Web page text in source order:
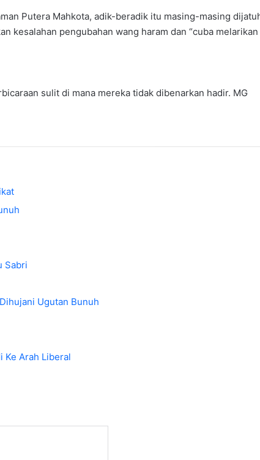
Putera Mahkota, adik-beradik itu masing-masing
kesalahan pengubahan wang haram dan “cuba
sulit di mana mereka tidak dibenarkan hadir. MG
Sabri
Ugutan Bunuh
Ke Arah Liberal